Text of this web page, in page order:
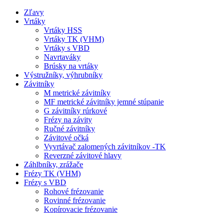
Zľavy
Vrtáky
Vrtáky HSS
Vrtáky TK (VHM)
Vrtáky s VBD
Navrtaváky
Brúsky na vrtáky
Výstružníky, výhrubníky
Závitníky
M metrické závitníky
MF metrické závitníky jemné stúpanie
G závitníky rúrkové
Frézy na závity
Ručné závitníky
Závitové očká
Vyvrtávač zalomených závitníkov -TK
Reverzné závitové hlavy
Záhlbníky, zrážače
Frézy TK (VHM)
Frézy s VBD
Rohové frézovanie
Rovinné frézovanie
Kopírovacie frézovanie